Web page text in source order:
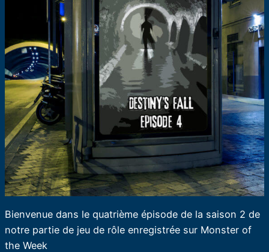
Bienvenue dans le quatrième épisode de la saison 2 de
notre partie de jeu de rôle enregistrée sur Monster of
the Week